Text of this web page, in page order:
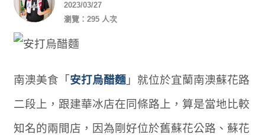
2023/03/27
瀏覽：295 人次
南澳美食「 安打烏醋麵」就位於宜蘭南澳蘇花路
二段上，跟建華冰店在同條路上，算是當地比較
知名的兩間店，因為剛好位於舊蘇花公路、蘇花